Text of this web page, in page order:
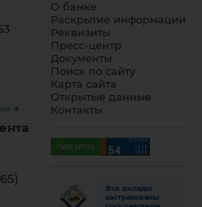
О банке
Раскрытие информации
Реквизиты
Пресс-центр
Документы
Поиск по сайту
Карта сайта
Открытые данные
Контакты
Все вклады
застрахованы